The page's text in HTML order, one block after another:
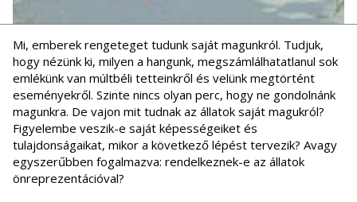
Mi, emberek rengeteget tudunk saját magunkról. Tudjuk,
hogy nézünk ki, milyen a hangunk, megszámlálhatatlanul sok
emlékünk van múltbéli tetteinkről és velünk megtörtént
eseményekről. Szinte nincs olyan perc, hogy ne gondolnánk
magunkra. De vajon mit tudnak az állatok saját magukról?
Figyelembe veszik-e saját képességeiket és
tulajdonságaikat, mikor a következő lépést tervezik? Avagy
egyszerűbben fogalmazva: rendelkeznek-e az állatok
önreprezentációval?